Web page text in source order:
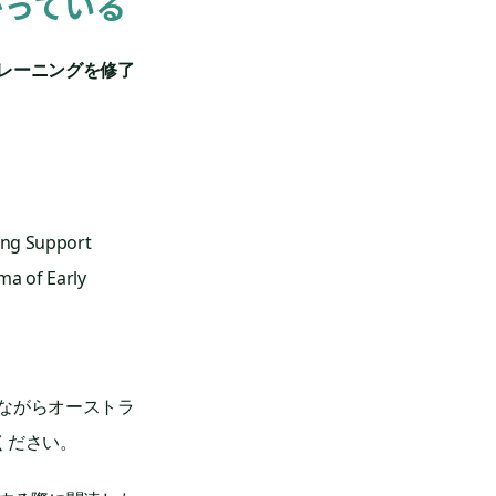
ーニングを修了
Support
of Early
がらオーストラ
さい。